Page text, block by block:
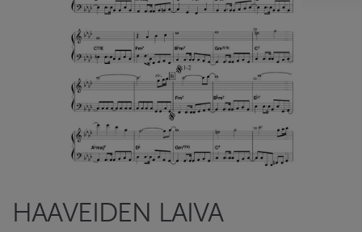
HAAVEIDEN LAIVA